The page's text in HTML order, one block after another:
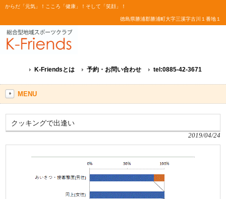
からだ「元気」！こころ「健康」！そして「笑顔」！
徳島県勝浦郡勝浦町大字三溪字古川１番地１
K-Friendsとは 予約・お問い合わせ tel:0885-42-3671
MENU
クッキングで出逢い
2019/04/24